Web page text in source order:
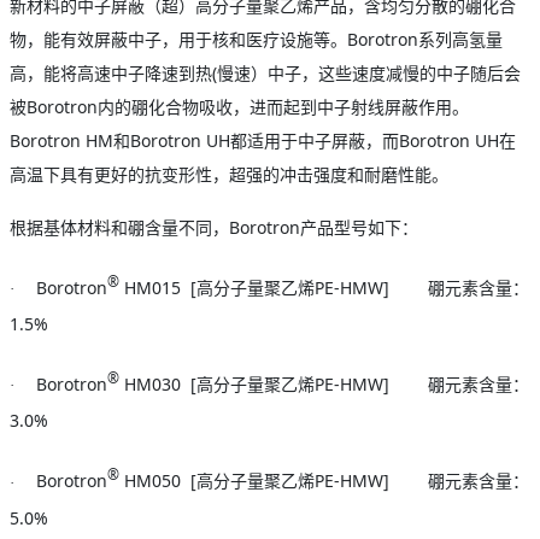
新材料的中子屏蔽（超）高分子量聚乙烯产品，含均匀分散的硼化合
物，能有效屏蔽中子，用于核和医疗设施等。 Borotron系列高氢量
高，能将高速中子降速到热(慢速）中子，这些速度减慢的中子随后会
被Borotron内的硼化合物吸收，进而起到中子射线屏蔽作用。
Borotron HM和Borotron UH都适用于中子屏蔽，而Borotron UH在
高温下具有更好的抗变形性，超强的冲击强度和耐磨性能。
根据基体材料和硼含量不同， Borotron产品型号如下：
· Borotron® HM015 [高分子量聚乙烯PE-HMW] 硼元素含量：
1.5%
· Borotron® HM030 [高分子量聚乙烯PE-HMW] 硼元素含量：
3.0%
· Borotron® HM050 [高分子量聚乙烯PE-HMW] 硼元素含量：
5.0%